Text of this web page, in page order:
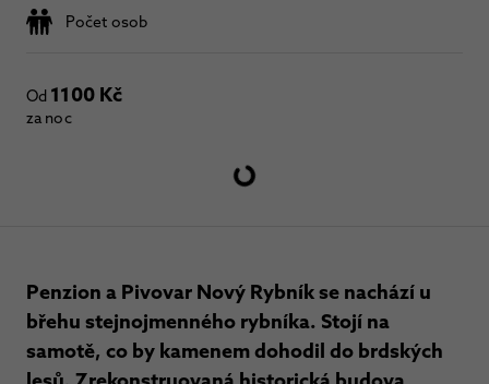
Počet osob
Od 1100 Kč
za noc
Penzion a Pivovar Nový Rybník se nachází u
břehu stejnojmenného rybníka. Stojí na
samotě, co by kamenem dohodil do brdských